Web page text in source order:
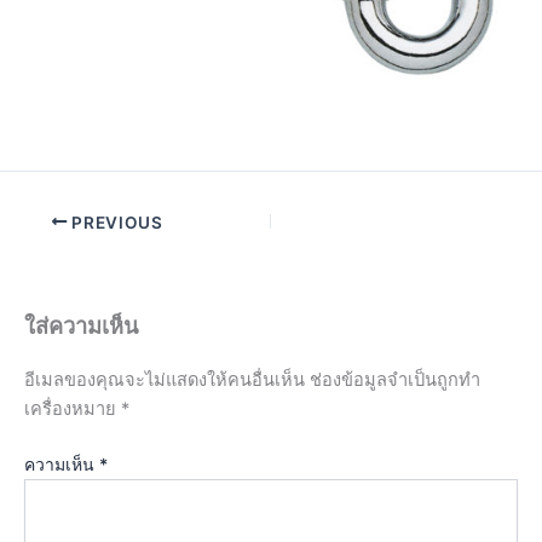
PREVIOUS
ใส่ความเห็น
อีเมลของคุณจะไม่แสดงให้คนอื่นเห็น ช่องข้อมูลจำเป็นถูกทำ
เครื่องหมาย *
ความเห็น *